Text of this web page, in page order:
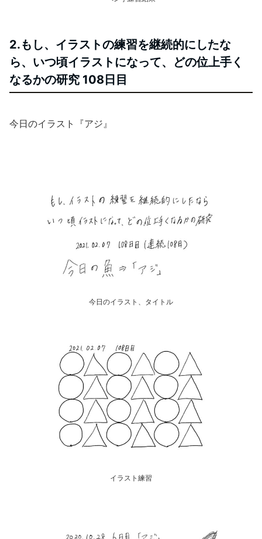
2.もし、イラストの練習を継続的にしたな
ら、いつ頃イラストになって、どの位上手く
なるかの研究 108日目
今日のイラスト『アジ』
今日のイラスト、タイトル
イラスト練習